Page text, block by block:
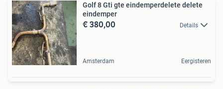
Golf 8 Gti gte eindemperdelete delete
eindemper
€ 380,00 Details
Amsterdam Eergisteren